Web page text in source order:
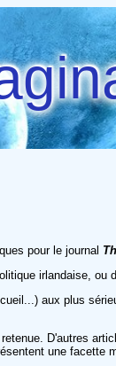
pour le journal
irlandaise,
aux plus
D'autres
une facette